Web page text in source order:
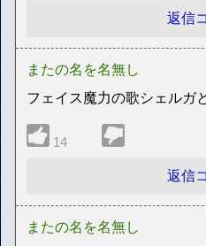
返信
またの名を名無し
フェイス魔力の歌シェルガ
14
返信
またの名を名無し